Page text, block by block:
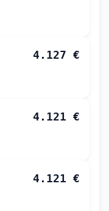
4.127 €
4.121 €
4.121 €